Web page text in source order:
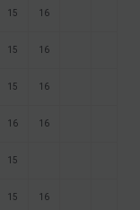
15 16
15 16
15 16
16 16
15
15 16